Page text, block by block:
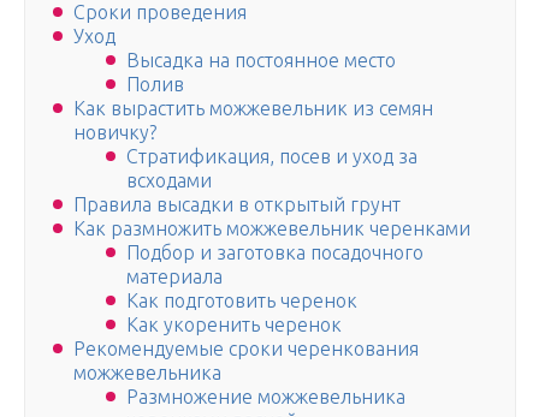
Сроки проведения
Уход
Высадка на постоянное место
Полив
Как вырастить можжевельник из семян
новичку?
Стратификация, посев и уход за
всходами
Правила высадки в открытый грунт
Как размножить можжевельник черенками
Подбор и заготовка посадочного
материала
Как подготовить черенок
Как укоренить черенок
Рекомендуемые сроки черенкования
можжевельника
Размножение можжевельника